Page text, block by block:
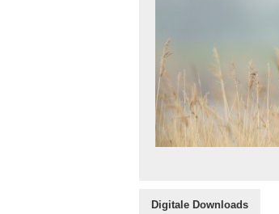
Digitale Downloads